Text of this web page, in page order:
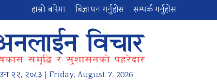
हाम्रो बारेमा बिज्ञापन गर्नुहोस सम्पर्क गर्नुहोस
२२, २०८३ | Friday, August 7, 2026